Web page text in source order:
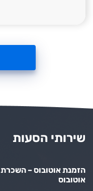
שירותי הסעות
הזמנת אוטובוס – השכרת
אוטובוס